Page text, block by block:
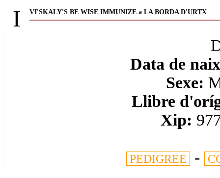
I VI'SKALY'S BE WISE IMMUNIZE a LA BORDA D'URTX
Data de
Sexe:
Llibre
Xip:
PEDIGREE -